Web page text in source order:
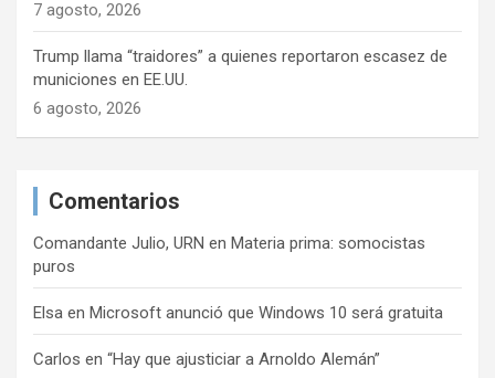
7 agosto, 2026
Trump llama “traidores” a quienes reportaron escasez de
municiones en EE.UU.
6 agosto, 2026
Comentarios
Comandante Julio, URN en Materia prima: somocistas
puros
Elsa en Microsoft anunció que Windows 10 será gratuita
Carlos en “Hay que ajusticiar a Arnoldo Alemán”